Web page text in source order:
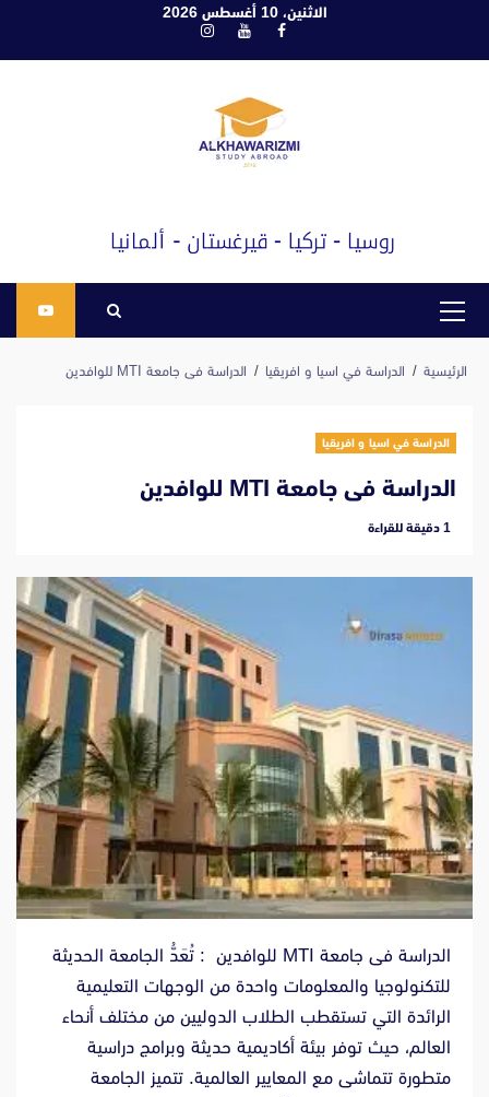
الاثنين، 10 أغسطس 2026
فيسبوكيوتيوبانستغرام
القائمة
الرئيسية الدراسة في اسيا و افريقيا الدراسة فى جامعة MTI للوافدين
الدراسة في اسيا و افريقيا
الدراسة فى جامعة MTI للوافدين
‫1 دقيقة للقراءة
الدراسة فى جامعة MTI للوافدين : تُعَدُّ الجامعة الحديثة
للتكنولوجيا والمعلومات واحدة من الوجهات التعليمية
الرائدة التي تستقطب الطلاب الدوليين من مختلف أنحاء
العالم، حيث توفر بيئة أكاديمية حديثة وبرامج دراسية
متطورة تتماشى مع المعايير العالمية. تتميز الجامعة